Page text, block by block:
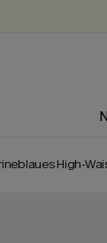
High-